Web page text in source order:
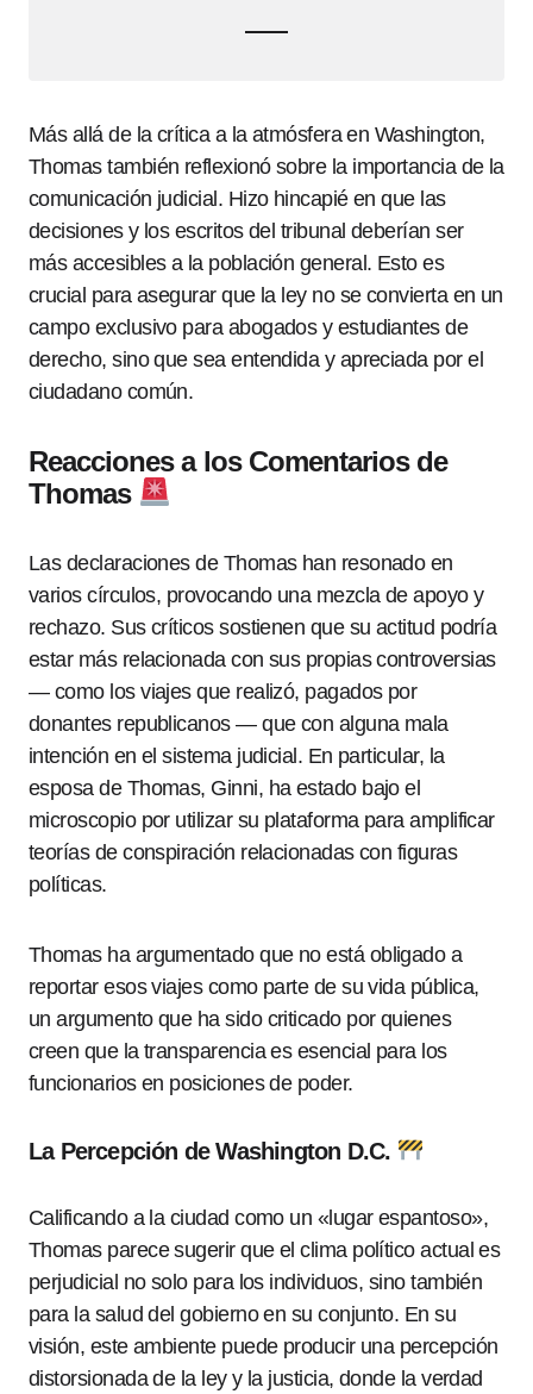
Más allá de la crítica a la atmósfera en Washington,
Thomas también reflexionó sobre la importancia de la
comunicación judicial. Hizo hincapié en que las
decisiones y los escritos del tribunal deberían ser
más accesibles a la población general. Esto es
crucial para asegurar que la ley no se convierta en un
campo exclusivo para abogados y estudiantes de
derecho, sino que sea entendida y apreciada por el
ciudadano común.
Reacciones a los Comentarios de
Thomas
Las declaraciones de Thomas han resonado en
varios círculos, provocando una mezcla de apoyo y
rechazo. Sus críticos sostienen que su actitud podría
estar más relacionada con sus propias controversias
— como los viajes que realizó, pagados por
donantes republicanos — que con alguna mala
intención en el sistema judicial. En particular, la
esposa de Thomas, Ginni, ha estado bajo el
microscopio por utilizar su plataforma para amplificar
teorías de conspiración relacionadas con figuras
políticas.
Thomas ha argumentado que no está obligado a
reportar esos viajes como parte de su vida pública,
un argumento que ha sido criticado por quienes
creen que la transparencia es esencial para los
funcionarios en posiciones de poder.
La Percepción de Washington D.C.
Calificando a la ciudad como un «lugar espantoso»,
Thomas parece sugerir que el clima político actual es
perjudicial no solo para los individuos, sino también
para la salud del gobierno en su conjunto. En su
visión, este ambiente puede producir una percepción
distorsionada de la ley y la justicia, donde la verdad